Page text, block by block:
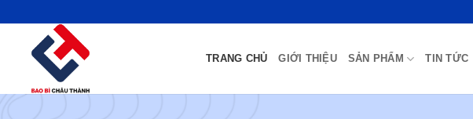
TRANG CHỦ GIỚI THIỆU SẢN PHẨM TIN TỨC